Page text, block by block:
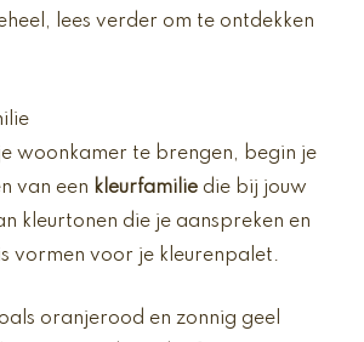
lees verder om te ontdekken
woonkamer te brengen, begin je
van een kleurfamilie die bij jouw
kleurtonen die je aanspreken en
vormen voor je kleurenpalet.
oranjerood en zonnig geel